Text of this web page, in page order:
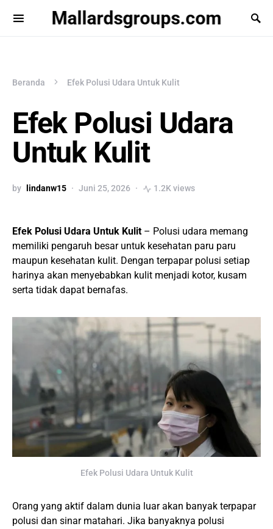
Mallardsgroups.com
Beranda Efek Polusi Udara Untuk Kulit
Efek Polusi Udara
Untuk Kulit
by lindanw15 Juni 25, 2026 1.2K views
Efek Polusi Udara Untuk Kulit – Polusi udara memang
memiliki pengaruh besar untuk kesehatan paru paru
maupun kesehatan kulit. Dengan terpapar polusi setiap
harinya akan menyebabkan kulit menjadi kotor, kusam
serta tidak dapat bernafas.
Efek Polusi Udara Untuk Kulit
Orang yang aktif dalam dunia luar akan banyak terpapar
polusi dan sinar matahari. Jika banyaknya polusi